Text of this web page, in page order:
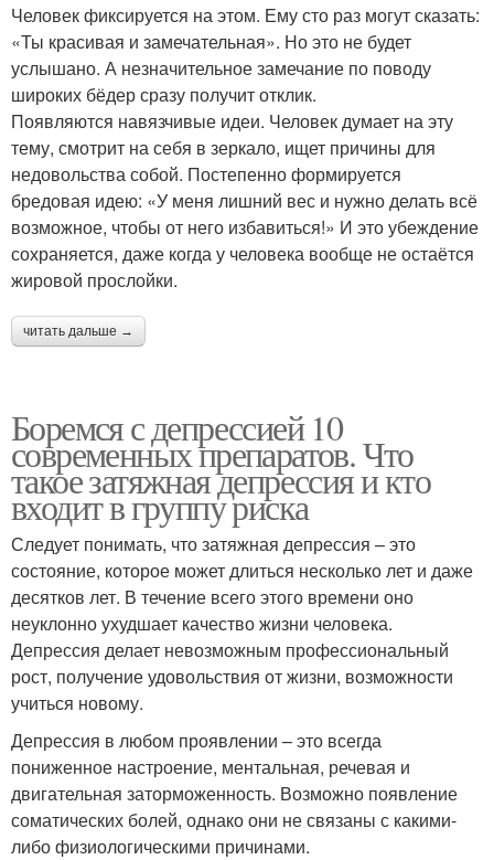
Человек фиксируется на этом. Ему сто раз могут сказать:
«Ты красивая и замечательная». Но это не будет
услышано. А незначительное замечание по поводу
широких бёдер сразу получит отклик.
Появляются навязчивые идеи. Человек думает на эту
тему, смотрит на себя в зеркало, ищет причины для
недовольства собой. Постепенно формируется
бредовая идею: «У меня лишний вес и нужно делать всё
возможное, чтобы от него избавиться!» И это убеждение
сохраняется, даже когда у человека вообще не остаётся
жировой прослойки.
читать дальше →
Боремся с депрессией 10
современных препаратов. Что
такое затяжная депрессия и кто
входит в группу риска
Следует понимать, что затяжная депрессия – это
состояние, которое может длиться несколько лет и даже
десятков лет. В течение всего этого времени оно
неуклонно ухудшает качество жизни человека.
Депрессия делает невозможным профессиональный
рост, получение удовольствия от жизни, возможности
учиться новому.
Депрессия в любом проявлении – это всегда
пониженное настроение, ментальная, речевая и
двигательная заторможенность. Возможно появление
соматических болей, однако они не связаны с какими-
либо физиологическими причинами.